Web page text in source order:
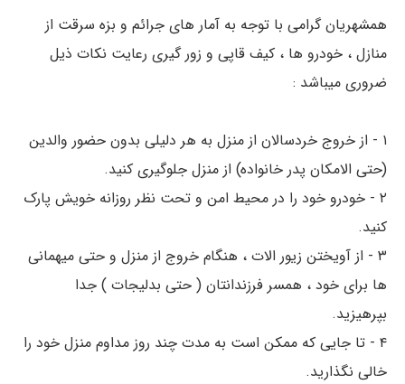
همشهریان گرامی با توجه به آمار های جرائم و بزه سرقت از
منازل ، خودرو ها ، کیف قاپی و زور گیری رعایت نکات ذیل
ضروری میباشد :
۱ - از خروج خردسالان از منزل به هر دلیلی بدون حضور والدین
(حتی الامکان پدر خانواده) از منزل جلوگیری کنید.
۲ - خودرو خود را در محیط امن و تحت نظر روزانه خویش پارک
کنید.
۳ - از آویختن زیور الات ، هنگام خروج از منزل و حتی میهمانی
ها برای خود ، همسر فرزندانتان ( حتی بدلیجات ) جدا
بپرهیزید.
۴ - تا جایی که ممکن است به مدت چند روز مداوم منزل خود را
خالی نگذارید.